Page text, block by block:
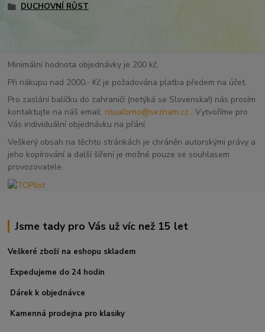
DUCHOVNÍ RŮST
Minimální hodnota objednávky je 200 kč.
Při nákupu nad 2000,- Kč je požadována platba předem na účet.
Pro zaslání balíčku do zahraničí (netýká se Slovenska!) nás prosím
kontaktujte na náš email: ritualbrno@seznam.cz . Vytvoříme pro
Vás individuální objednávku na přání.
Veškerý obsah na těchto stránkách je chráněn autorskými právy a
jeho kopírování a další šíření je možné pouze se souhlasem
provozovatele.
Jsme tady pro Vás už víc než 15 let
Veškeré zboží na eshopu skladem
Expedujeme do 24 hodin
Dárek k objednávce
Kamenná prodejna pro klasiky